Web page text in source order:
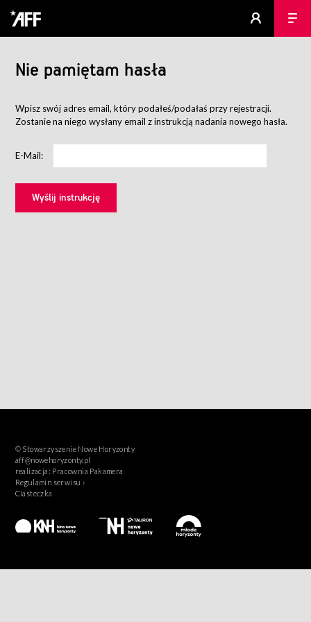
Nie pamiętam hasła
Wpisz swój adres email, który podałeś/podałaś przy rejestracji.
Zostanie na niego wysłany email z instrukcją nadania nowego hasła.
E-Mail:
© Stowarzyszenie Nowe Horyzonty
aff@nowehoryzonty.pl
realizacja: Pracownia Pakamera
Regulamin serwisu ›
Ciasteczka